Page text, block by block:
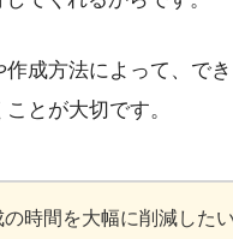
成方法によって、で
とが大切です。
の時間を大幅に削減した